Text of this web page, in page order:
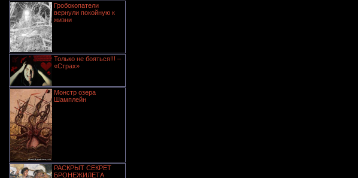
Гробокопатели
вернули покойную к
жизни
Только не бояться!!! –
«Страх»
Монстр озера
Шамплейн
РАСКРЫТ СЕКРЕТ
БРОНЕЖИЛЕТА